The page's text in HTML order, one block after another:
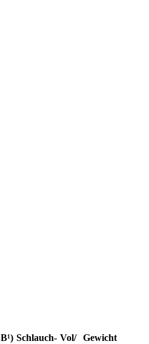
B¹) Schlauch- Vol/
Gewicht